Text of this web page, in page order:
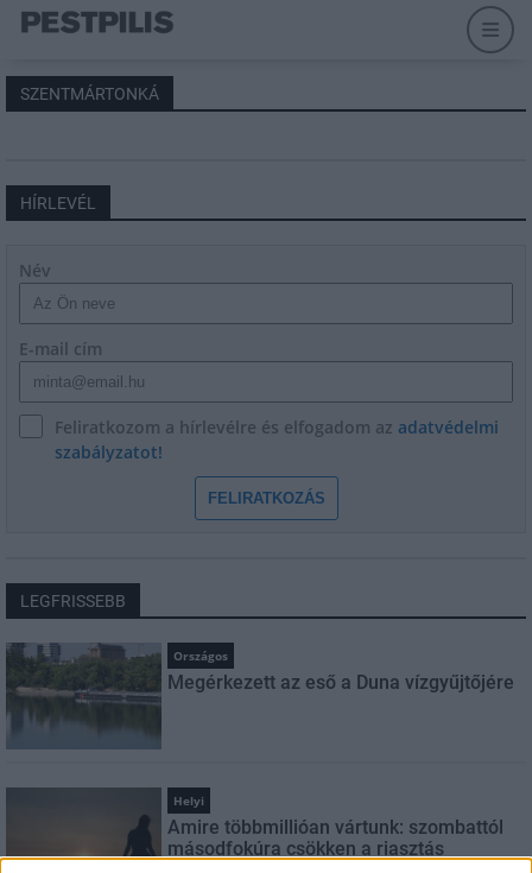
SZENTMÁRTONKÁ
HÍRLEVÉL
Név
E-mail cím
Feliratkozom a hírlevélre és elfogadom az adatvédelmi
szabályzatot!
FELIRATKOZÁS
LEGFRISSEBB
Országos
Megérkezett az eső a Duna vízgyűjtőjére
Helyi
Amire többmillióan vártunk: szombattól
másodfokúra csökken a riasztás